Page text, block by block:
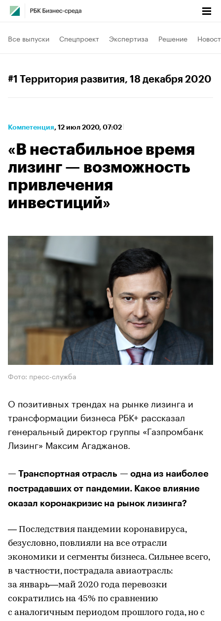
Все выпуски Спецпроект Экспертиза Решение
#1 Территория развития, 18 декабря 2020
Компетенция⁠, 12 июл 2020, 07:02
«В нестабильное время
лизинг — возможность
привлечения
инвестиций»
Фото: пресс-служба
О позитивных трендах на рынке лизинга и
трансформации бизнеса РБК+ рассказал
генеральный директор группы «Газпромбанк
Лизинг» Максим Агаджанов.
— Транспортная отрасль — одна из наиболее
пострадавших от пандемии. Какое влияние
оказал коронакризис на рынок лизинга?
— Последствия пандемии коронавируса,
безусловно, повлияли на все отрасли
экономики и сегменты бизнеса. Сильнее всего,
в частности, пострадала авиаотрасль:
за январь—май 2020 года перевозки
сократились на 45% по сравнению
с аналогичным периодом прошлого года, но с